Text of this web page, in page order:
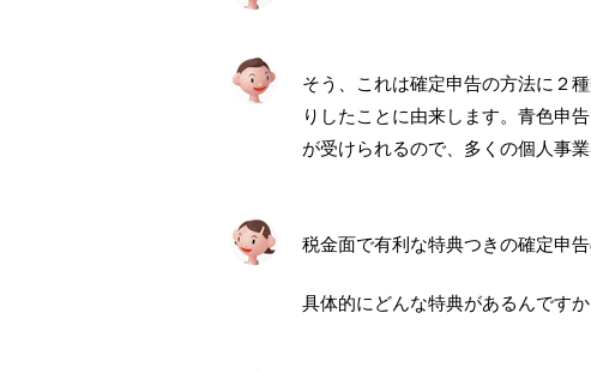
そう、これは確定申告の方法に２
りしたことに由来します。青色申
が受けられるので、多くの個人事
税金面で有利な特典つきの確定申
具体的にどんな特典があるんですか